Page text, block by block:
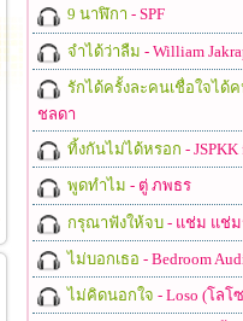
9 นาฬิกา - SPF
จำได้ว่าลืม - William
รักได้ครั้งละคนเชื่อใจได้
ชลดา
ทิ้งกันไม่ได้หรอก -
พูดทำไม - ตู่ ภพธร
กรุณาฟังให้จบ- แช่ม แช่ม
ไม่บอกเธอ - Bedroom
ไม่คิดนอกใจ - Loso (โลโ